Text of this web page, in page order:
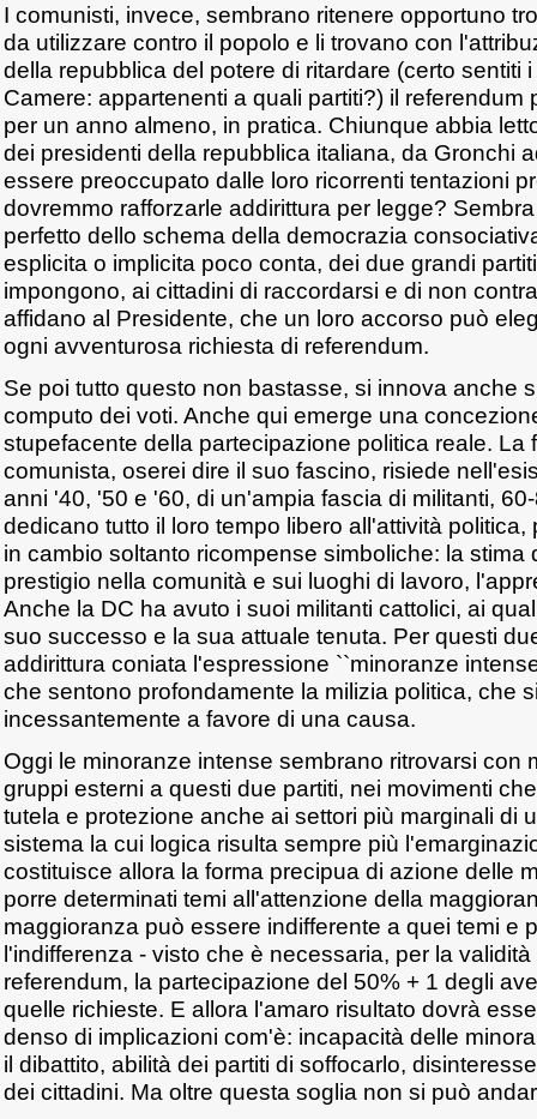
I comunisti, invece, sembrano ritenere opportuno
da utilizzare contro il popolo e li trovano con
della repubblica del potere di ritardare (certo sentiti
Camere: appartenenti a quali partiti?) il referendum
per un anno almeno, in pratica. Chiunque abbia
dei presidenti della repubblica italiana, da Gronchi
essere preoccupato dalle loro ricorrenti tentazioni
dovremmo rafforzarle addirittura per legge?
perfetto dello schema della democrazia
esplicita o implicita poco conta, dei due grandi
impongono, ai cittadini di raccordarsi e di non
affidano al Presidente, che un loro accorso può
ogni avventurosa richiesta di referendum.
Se poi tutto questo non bastasse, si innova anche
computo dei voti. Anche qui emerge una
stupefacente della partecipazione politica reale. La
comunista, oserei dire il suo fascino, risiede
anni '40, '50 e '60, di un'ampia fascia di militanti,
dedicano tutto il loro tempo libero all'attività
in cambio soltanto ricompense simboliche: la stima
prestigio nella comunità e sui luoghi di lavoro,
Anche la DC ha avuto i suoi militanti cattolici, ai
suo successo e la sua attuale tenuta. Per questi
addirittura coniata l'espressione ``minoranze
che sentono profondamente la milizia politica, che
incessantemente a favore di una causa.
Oggi le minoranze intense sembrano ritrovarsi con
gruppi esterni a questi due partiti, nei movimenti
tutela e protezione anche ai settori più marginali di
sistema la cui logica risulta sempre più
costituisce allora la forma precipua di azione delle
porre determinati temi all'attenzione della
maggioranza può essere indifferente a quei temi e
l'indifferenza - visto che è necessaria, per la
referendum, la partecipazione del 50% + 1 degli
quelle richieste. E allora l'amaro risultato dovrà
denso di implicazioni com'è: incapacità delle
il dibattito, abilità dei partiti di soffocarlo,
dei cittadini. Ma oltre questa soglia non si può